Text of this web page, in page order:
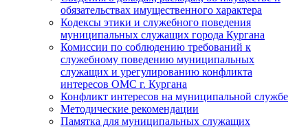
обязательствах имущественного характера
Кодексы этики и служебного поведения
муниципальных служащих города Кургана
Комиссии по соблюдению требований к
служебному поведению муниципальных
служащих и урегулированию конфликта
интересов ОМС г. Кургана
Конфликт интересов на муниципальной службе
Методические рекомендации
Памятка для муниципальных служащих